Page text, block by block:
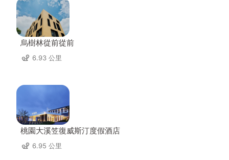
烏樹林從前從前
6.93 公里
桃園大溪笠復威斯汀度假酒店
6.95 公里